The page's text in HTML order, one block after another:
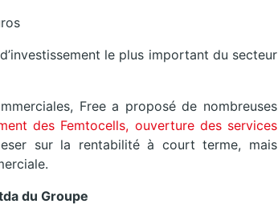
le plus important du secteur
Free a proposé de nombreuses
des Femtocells, ouverture des services
sur la rentabilité à court terme, mais
du Groupe